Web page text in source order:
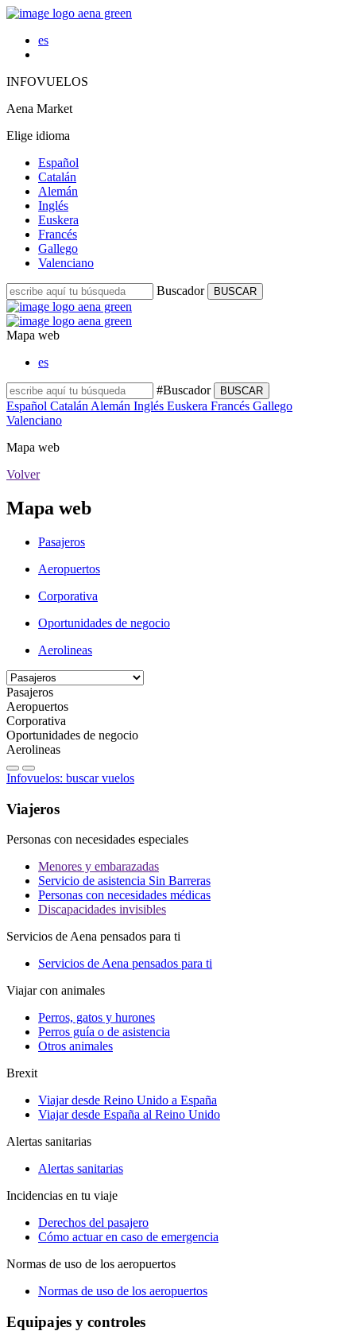
es
INFOVUELOS
Aena Market
Elige idioma
Español
Catalán
Alemán
Inglés
Euskera
Francés
Gallego
Valenciano
Buscador BUSCAR
Mapa web
es
#Buscador BUSCAR
Español Catalán Alemán Inglés Euskera Francés Gallego
Valenciano
Mapa web
Volver
Mapa web
Pasajeros
Aeropuertos
Corporativa
Oportunidades de negocio
Aerolineas
Pasajeros
Aeropuertos
Corporativa
Oportunidades de negocio
Aerolineas
Infovuelos: buscar vuelos
Viajeros
Personas con necesidades especiales
Menores y embarazadas
Servicio de asistencia Sin Barreras
Personas con necesidades médicas
Discapacidades invisibles
Servicios de Aena pensados para ti
Servicios de Aena pensados para ti
Viajar con animales
Perros, gatos y hurones
Perros guía o de asistencia
Otros animales
Brexit
Viajar desde Reino Unido a España
Viajar desde España al Reino Unido
Alertas sanitarias
Alertas sanitarias
Incidencias en tu viaje
Derechos del pasajero
Cómo actuar en caso de emergencia
Normas de uso de los aeropuertos
Normas de uso de los aeropuertos
Equipajes y controles